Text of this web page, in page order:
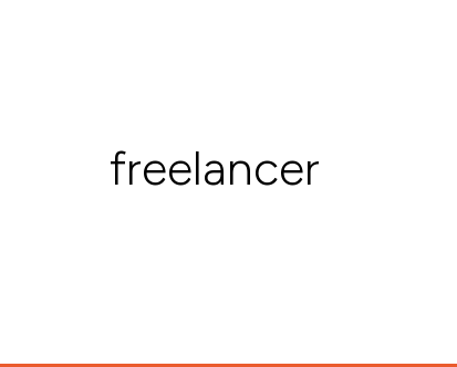
freelancer